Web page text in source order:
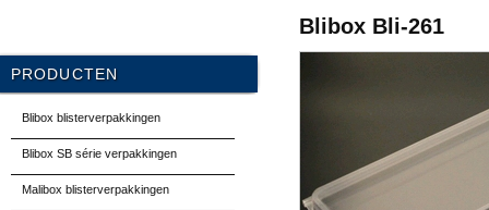
PRODUCTEN
Blibox blisterverpakkingen
Blibox SB série verpakkingen
Malibox blisterverpakkingen
Blibox Bli-261